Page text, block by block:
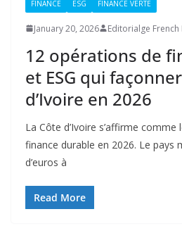
FINANCE ESG FINANCE VERTE
January 20, 2026 Editorialge French
12 opérations de
et ESG qui
d’Ivoire en 2026
La Côte d’Ivoire s’affirme comme
finance durable en 2026. Le pays
d’euros à
Read More